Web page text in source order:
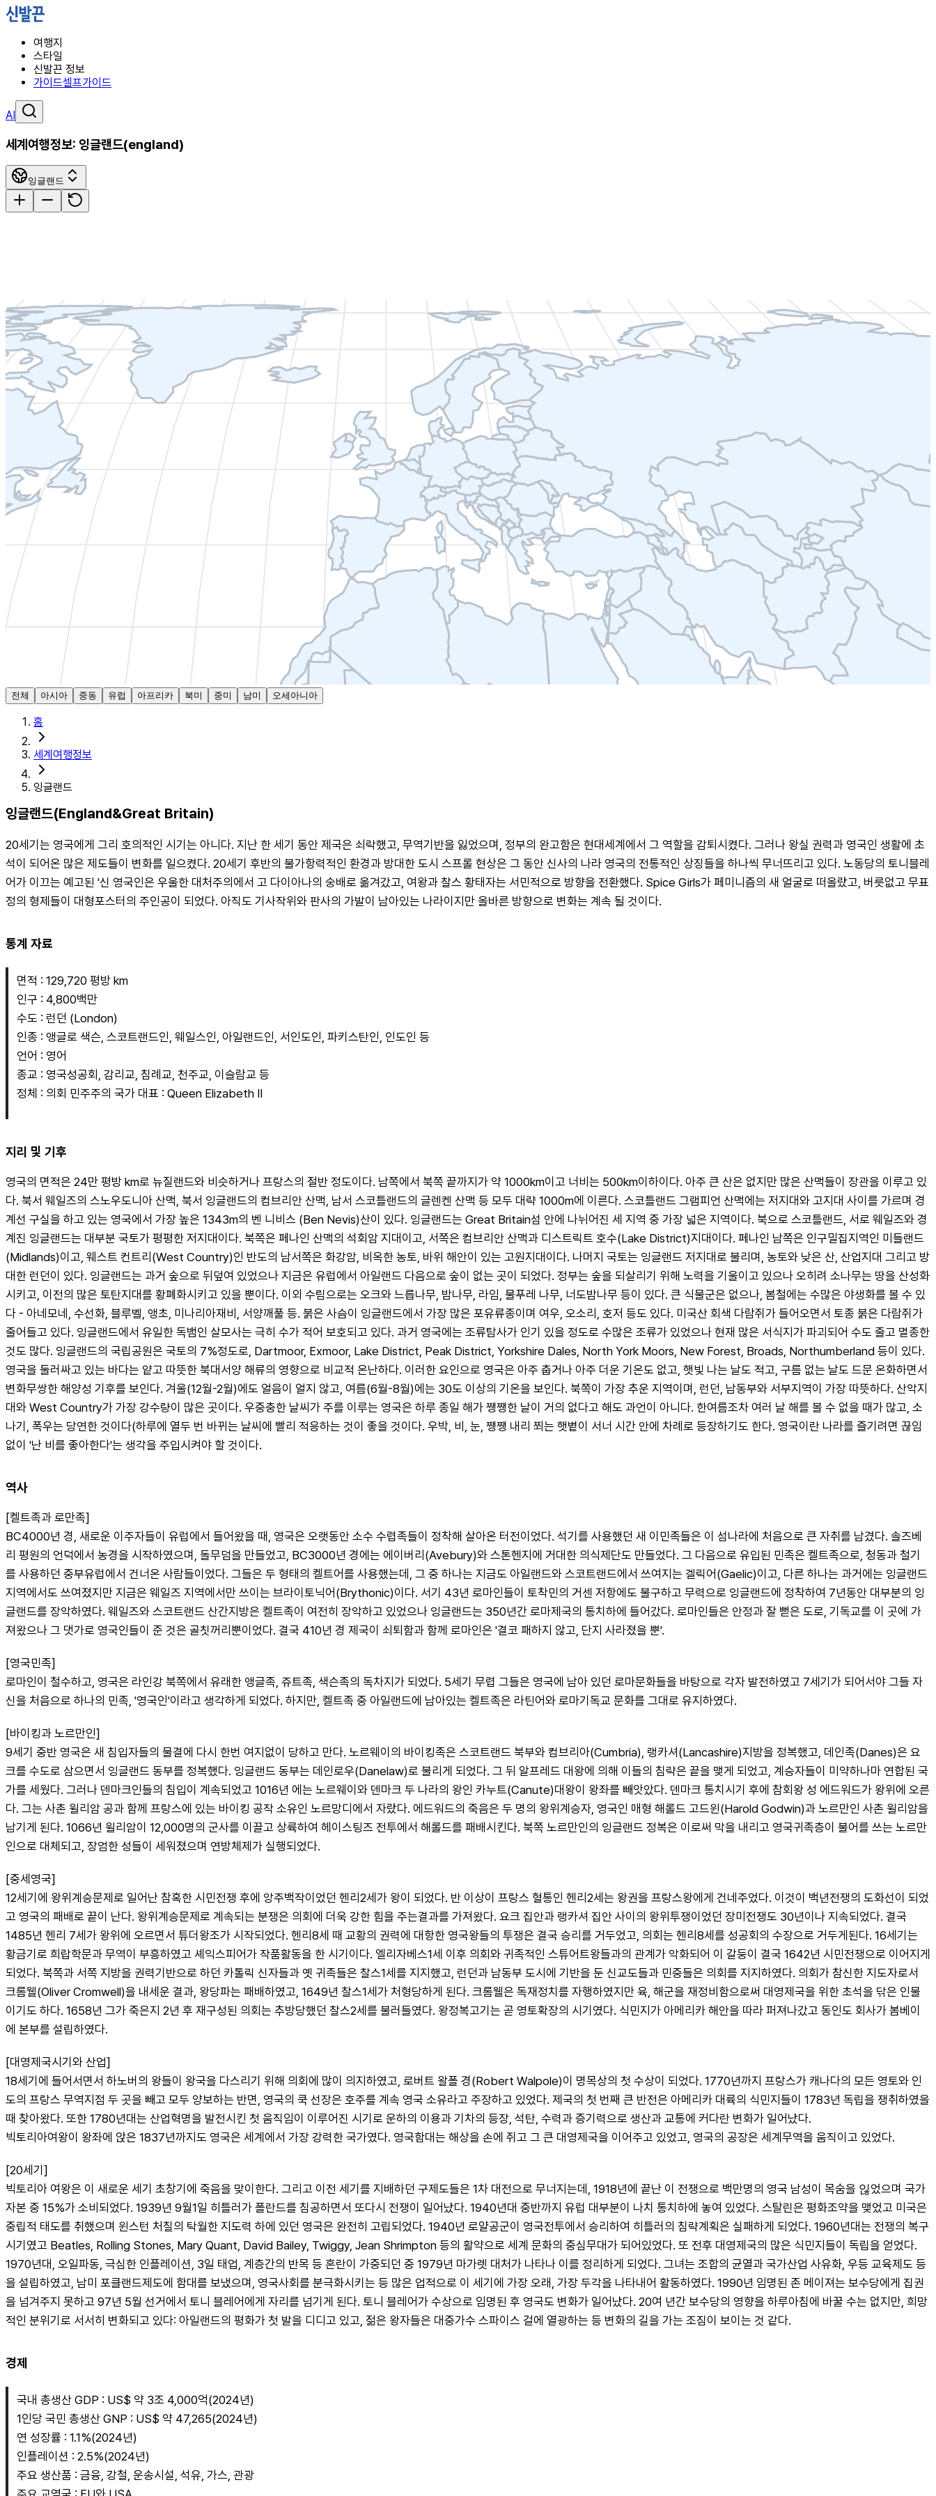
여행지
스타일
신발끈 정보
가이드셀프가이드
AI
세계여행정보: 잉글랜드(england)
잉글랜드
전체 아시아 중동 유럽 아프리카 북미 중미 남미 오세아니아
홈
세계여행정보
잉글랜드
잉글랜드(England&Great Britain)
20세기는 영국에게 그리 호의적인 시기는 아니다. 지난 한 세기 동안 제국은 쇠락했고, 무역기반을 잃었으며, 정부의 완고함은 현대세계에서 그 역할을 감퇴시켰다. 그러나 왕실 권력과 영국인 생활에 초
석이 되어온 많은 제도들이 변화를 일으켰다. 20세기 후반의 불가항력적인 환경과 방대한 도시 스프롤 현상은 그 동안 신사의 나라 영국의 전통적인 상징들을 하나씩 무너뜨리고 있다. 노동당의 토니블레
어가 이끄는 예고된 '신 영국인은 우울한 대처주의에서 고 다이아나의 숭배로 옮겨갔고, 여왕과 찰스 황태자는 서민적으로 방향을 전환했다. Spice Girls가 페미니즘의 새 얼굴로 떠올랐고, 버릇없고 무표
정의 형제들이 대형포스터의 주인공이 되었다. 아직도 기사작위와 판사의 가발이 남아있는 나라이지만 올바른 방향으로 변화는 계속 될 것이다.
통계 자료
면적 : 129,720 평방 km
인구 : 4,800백만
수도 : 런던 (London)
인종 : 앵글로 색슨, 스코트랜드인, 웨일스인, 아일랜드인, 서인도인, 파키스탄인, 인도인 등
언어 : 영어
종교 : 영국성공회, 감리교, 침례교, 천주교, 이슬람교 등
정체 : 의회 민주주의 국가 대표 : Queen Elizabeth II
지리 및 기후
영국의 면적은 24만 평방 km로 뉴질랜드와 비슷하거나 프랑스의 절반 정도이다. 남쪽에서 북쪽 끝까지가 약 1000km이고 너비는 500km이하이다. 아주 큰 산은 없지만 많은 산맥들이 장관을 이루고 있
다. 북서 웨일즈의 스노우도니아 산맥, 북서 잉글랜드의 컴브리안 산맥, 남서 스코틀랜드의 글렌켄 산맥 등 모두 대략 1000m에 이른다. 스코틀랜드 그램피언 산맥에는 저지대와 고지대 사이를 가르며 경
계선 구실을 하고 있는 영국에서 가장 높은 1343m의 벤 니비스 (Ben Nevis)산이 있다. 잉글랜드는 Great Britain섬 안에 나뉘어진 세 지역 중 가장 넓은 지역이다. 북으로 스코틀랜드, 서로 웨일즈와 경
계진 잉글랜드는 대부분 국토가 평평한 저지대이다. 북쪽은 페나인 산맥의 석회암 지대이고, 서쪽은 컴브리안 산맥과 디스트릭트 호수(Lake District)지대이다. 페나인 남쪽은 인구밀집지역인 미들랜드
(Midlands)이고, 웨스트 컨트리(West Country)인 반도의 남서쪽은 화강암, 비옥한 농토, 바위 해안이 있는 고원지대이다. 나머지 국토는 잉글랜드 저지대로 불리며, 농토와 낮은 산, 산업지대 그리고 방
대한 런던이 있다. 잉글랜드는 과거 숲으로 뒤덮여 있었으나 지금은 유럽에서 아일랜드 다음으로 숲이 없는 곳이 되었다. 정부는 숲을 되살리기 위해 노력을 기울이고 있으나 오히려 소나무는 땅을 산성화
시키고, 이전의 많은 토탄지대를 황폐화시키고 있을 뿐이다. 이외 수림으로는 오크와 느릅나무, 밤나무, 라임, 물푸레 나무, 너도밤나무 등이 있다. 큰 식물군은 없으나, 봄철에는 수많은 야생화를 볼 수 있
다 - 아네모네, 수선화, 블루벨, 앵초, 미나리아재비, 서양깨풀 등. 붉은 사슴이 잉글랜드에서 가장 많은 포유류종이며 여우, 오소리, 호저 등도 있다. 미국산 회색 다람쥐가 들어오면서 토종 붉은 다람쥐가
줄어들고 있다. 잉글랜드에서 유일한 독뱀인 살모사는 극히 수가 적어 보호되고 있다. 과거 영국에는 조류탐사가 인기 있을 정도로 수많은 조류가 있었으나 현재 많은 서식지가 파괴되어 수도 줄고 멸종한
것도 많다. 잉글랜드의 국립공원은 국토의 7%정도로, Dartmoor, Exmoor, Lake District, Peak District, Yorkshire Dales, North York Moors, New Forest, Broads, Northumberland 등이 있다.
영국을 둘러싸고 있는 바다는 얕고 따뜻한 북대서양 해류의 영향으로 비교적 온난하다. 이러한 요인으로 영국은 아주 춥거나 아주 더운 기온도 없고, 햇빛 나는 날도 적고, 구름 없는 날도 드문 온화하면서
변화무쌍한 해양성 기후를 보인다. 겨울(12월-2월)에도 얼음이 얼지 않고, 여름(6월-8월)에는 30도 이상의 기온을 보인다. 북쪽이 가장 추운 지역이며, 런던, 남동부와 서부지역이 가장 따뜻하다. 산악지
대와 West Country가 가장 강수량이 많은 곳이다. 우중충한 날씨가 주를 이루는 영국은 하루 종일 해가 쨍쨍한 날이 거의 없다고 해도 과언이 아니다. 한여름조차 여러 날 해를 볼 수 없을 때가 많고, 소
나기, 폭우는 당연한 것이다(하루에 열두 번 바뀌는 날씨에 빨리 적응하는 것이 좋을 것이다. 우박, 비, 눈, 쨍쨍 내리 쬐는 햇볕이 서너 시간 안에 차례로 등장하기도 한다. 영국이란 나라를 즐기려면 끊임
없이 '난 비를 좋아한다'는 생각을 주입시켜야 할 것이다.
역사
[켈트족과 로만족]
BC4000년 경, 새로운 이주자들이 유럽에서 들어왔을 때, 영국은 오랫동안 소수 수렵족들이 정착해 살아온 터전이었다. 석기를 사용했던 새 이민족들은 이 섬나라에 처음으로 큰 자취를 남겼다. 솔즈베
리 평원의 언덕에서 농경을 시작하였으며, 돌무덤을 만들었고, BC3000년 경에는 에이버리(Avebury)와 스톤헨지에 거대한 의식제단도 만들었다. 그 다음으로 유입된 민족은 켈트족으로, 청동과 철기
를 사용하던 중부유럽에서 건너온 사람들이었다. 그들은 두 형태의 켈트어를 사용했는데, 그 중 하나는 지금도 아일랜드와 스코트랜드에서 쓰여지는 겔릭어(Gaelic)이고, 다른 하나는 과거에는 잉글랜드
지역에서도 쓰여졌지만 지금은 웨일즈 지역에서만 쓰이는 브라이토닉어(Brythonic)이다. 서기 43년 로마인들이 토착민의 거센 저항에도 불구하고 무력으로 잉글랜드에 정착하여 7년동안 대부분의 잉
글랜드를 장악하였다. 웨일즈와 스코트랜드 산간지방은 켈트족이 여전히 장악하고 있었으나 잉글랜드는 350년간 로마제국의 통치하에 들어갔다. 로마인들은 안정과 잘 뻗은 도로, 기독교를 이 곳에 가
져왔으나 그 댓가로 영국인들이 준 것은 골칫꺼리뿐이었다. 결국 410년 경 제국이 쇠퇴함과 함께 로마인은 '결코 패하지 않고, 단지 사라졌을 뿐'.
[영국민족]
로마인이 철수하고, 영국은 라인강 북쪽에서 유래한 앵글족, 쥬트족, 색슨족의 독차지가 되었다. 5세기 무렵 그들은 영국에 남아 있던 로마문화들을 바탕으로 각자 발전하였고 7세기가 되어서야 그들 자
신을 처음으로 하나의 민족, '영국인'이라고 생각하게 되었다. 하지만, 켈트족 중 아일랜드에 남아있는 켈트족은 라틴어와 로마기독교 문화를 그대로 유지하였다.
[바이킹과 노르만인]
9세기 중반 영국은 새 침입자들의 물결에 다시 한번 여지없이 당하고 만다. 노르웨이의 바이킹족은 스코트랜드 북부와 컴브리아(Cumbria), 랭카셔(Lancashire)지방을 정복했고, 데인족(Danes)은 요
크를 수도로 삼으면서 잉글랜드 동부를 정복했다. 잉글랜드 동부는 데인로우(Danelaw)로 불리게 되었다. 그 뒤 알프레드 대왕에 의해 이들의 침략은 끝을 맺게 되었고, 계승자들이 미약하나마 연합된 국
가를 세웠다. 그러나 덴마크인들의 침입이 계속되었고 1016년 에는 노르웨이와 덴마크 두 나라의 왕인 카누트(Canute)대왕이 왕좌를 빼앗았다. 덴마크 통치시기 후에 참회왕 성 에드워드가 왕위에 오른
다. 그는 사촌 윌리암 공과 함께 프랑스에 있는 바이킹 공작 소유인 노르망디에서 자랐다. 에드워드의 죽음은 두 명의 왕위계승자, 영국인 매형 해롤드 고드윈(Harold Godwin)과 노르만인 사촌 윌리암을
남기게 된다. 1066년 윌리암이 12,000명의 군사를 이끌고 상륙하여 헤이스팅즈 전투에서 해롤드를 패배시킨다. 북쪽 노르만인의 잉글랜드 정복은 이로써 막을 내리고 영국귀족층이 불어를 쓰는 노르만
인으로 대체되고, 장엄한 성들이 세워졌으며 연방체제가 실행되었다.
[중세영국]
12세기에 왕위계승문제로 일어난 참혹한 시민전쟁 후에 앙주백작이었던 헨리2세가 왕이 되었다. 반 이상이 프랑스 혈통인 헨리2세는 왕권을 프랑스왕에게 건네주었다. 이것이 백년전쟁의 도화선이 되었
고 영국의 패배로 끝이 난다. 왕위계승문제로 계속되는 분쟁은 의회에 더욱 강한 힘을 주는결과를 가져왔다. 요크 집안과 랭카셔 집안 사이의 왕위투쟁이었던 장미전쟁도 30년이나 지속되었다. 결국
1485년 헨리 7세가 왕위에 오르면서 튜더왕조가 시작되었다. 헨리8세 때 교황의 권력에 대항한 영국왕들의 투쟁은 결국 승리를 거두었고, 의회는 헨리8세를 성공회의 수장으로 거두게된다. 16세기는
황금기로 희랍학문과 무역이 부흥하였고 셰익스피어가 작품활동을 한 시기이다. 엘리자베스1세 이후 의회와 귀족적인 스튜어트왕들과의 관계가 악화되어 이 갈둥이 결국 1642년 시민전쟁으로 이어지게
되었다. 북쪽과 서쪽 지방을 권력기반으로 하던 카톨릭 신자들과 옛 귀족들은 찰스1세를 지지했고, 런던과 남동부 도시에 기반을 둔 신교도들과 민중들은 의회를 지지하였다. 의회가 참신한 지도자로서
크롬웰(Oliver Cromwell)을 내세운 결과, 왕당파는 패배하였고, 1649년 찰스1세가 처형당하게 된다. 크롬웰은 독재정치를 자행하였지만 육, 해군을 재정비함으로써 대영제국을 위한 초석을 닦은 인물
이기도 하다. 1658년 그가 죽은지 2년 후 재구성된 의회는 추방당했던 찰스2세를 불러들였다. 왕정복고기는 곧 영토확장의 시기였다. 식민지가 아메리카 해안을 따라 퍼져나갔고 동인도 회사가 봄베이
에 본부를 설립하였다.
[대영제국시기와 산업]
18세기에 들어서면서 하노버의 왕들이 왕국을 다스리기 위해 의회에 많이 의지하였고, 로버트 왈폴 경(Robert Walpole)이 명목상의 첫 수상이 되었다. 1770년까지 프랑스가 캐나다의 모든 영토와 인
도의 프랑스 무역지점 두 곳을 빼고 모두 양보하는 반면, 영국의 쿡 선장은 호주를 계속 영국 소유라고 주장하고 있었다. 제국의 첫 번째 큰 반전은 아메리카 대륙의 식민지들이 1783년 독립을 쟁취하였을
때 찾아왔다. 또한 1780년대는 산업혁명을 발전시킨 첫 움직임이 이루어진 시기로 운하의 이용과 기차의 등장, 석탄, 수력과 증기력으로 생산과 교통에 커다란 변화가 일어났다.
빅토리아여왕이 왕좌에 앉은 1837년까지도 영국은 세계에서 가장 강력한 국가였다. 영국함대는 해상을 손에 쥐고 그 큰 대영제국을 이어주고 있었고, 영국의 공장은 세계무역을 움직이고 있었다.
[20세기]
빅토리아 여왕은 이 새로운 세기 초창기에 죽음을 맞이한다. 그리고 이전 세기를 지배하던 구제도들은 1차 대전으로 무너지는데, 1918년에 끝난 이 전쟁으로 백만명의 영국 남성이 목숨을 읺었으며 국가
자본 중 15%가 소비되었다. 1939년 9월1일 히틀러가 폴란드를 침공하면서 또다시 전쟁이 일어났다. 1940년대 중반까지 유럽 대부분이 나치 통치하에 놓여 있었다. 스탈린은 평화조약을 맺었고 미국은
중립적 태도를 취했으며 윈스턴 처칠의 탁월한 지도력 하에 있던 영국은 완전히 고립되었다. 1940년 로얄공군이 영국전투에서 승리하여 히틀러의 침략계획은 실패하게 되었다. 1960년대는 전쟁의 복구
시기였고 Beatles, Rolling Stones, Mary Quant, David Bailey, Twiggy, Jean Shrimpton 등의 활약으로 세계 문화의 중심무대가 되어있었다. 또 전후 대영제국의 많은 식민지들이 독립을 얻었다.
1970년대, 오일파동, 극심한 인플레이션, 3일 태업, 계층간의 반목 등 혼란이 가중되던 중 1979년 마가렛 대처가 나타나 이를 정리하게 되었다. 그녀는 조합의 균열과 국가산업 사유화, 우등 교육제도 등
을 설립하였고, 남미 포클랜드제도에 함대를 보냈으며, 영국사회를 분극화시키는 등 많은 업적으로 이 세기에 가장 오래, 가장 두각을 나타내어 활동하였다. 1990년 임명된 존 메이져는 보수당에게 집권
을 넘겨주지 못하고 97년 5월 선거에서 토니 블레어에게 자리를 넘기게 된다. 토니 블레어가 수상으로 임명된 후 영국도 변화가 일어났다. 20여 년간 보수당의 영향을 하루아침에 바꿀 수는 없지만, 희망
적인 분위기로 서서히 변화되고 있다: 아일랜드의 평화가 첫 발을 디디고 있고, 젊은 왕자들은 대중가수 스파이스 걸에 열광하는 등 변화의 길을 가는 조짐이 보이는 것 같다.
경제
국내 총생산 GDP : US$ 약 3조 4,000억(2024년)
1인당 국민 총생산 GNP : US$ 약 47,265(2024년)
연 성장률 : 1.1%(2024년)
인플레이션 : 2.5%(2024년)
주요 생산품 : 금융, 강철, 운송시설, 석유, 가스, 관광